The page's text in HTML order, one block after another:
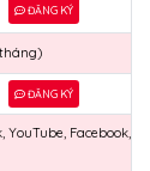
ĐĂNG KÝ
ĐĂNG KÝ
Facebook,